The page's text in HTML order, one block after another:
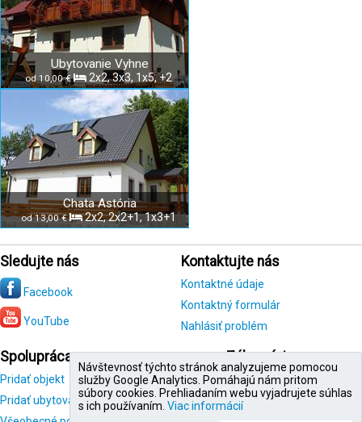
Ubytovanie Vyhne
od 10,00 € 2x2, 3x3, 1x5, +2
Chata Astória
od 13,00 € 2x2, 2x2+1, 1x3+1
Sledujte nás
Facebook
YouTube
Kontaktujte nás
Kontaktné údaje
Kontaktný formulár
Nahlásiť problém
Spolupráca
Pridať objekt
Pridať ubytovanie
Zákazníci
Registrácia
zákazníka
Návštevnosť týchto stránok analyzujeme pomocou
služby Google Analytics. Pomáhajú nám pritom
súbory cookies. Prehliadaním webu vyjadrujete súhlas
s ich používaním. Viac informácií